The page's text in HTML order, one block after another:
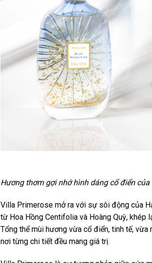
Hương thơm gợi nhớ hình dáng cổ điển của
Villa Primerose mở ra với sự sôi động của
từ Hoa Hồng Centifolia và Hoàng Quỳ, khép
Tổng thể mùi hương vừa cổ điển, tinh tế,
nơi từng chi tiết đều mang giá trị.